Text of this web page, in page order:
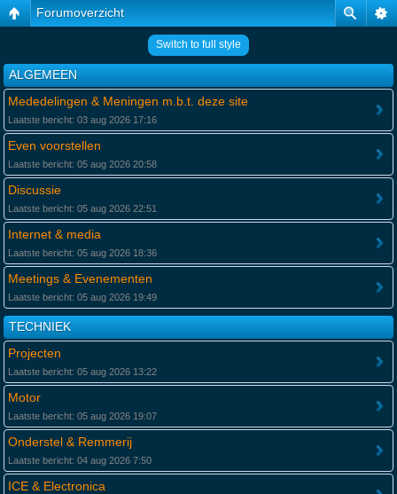
Forumoverzicht
Switch to full style
ALGEMEEN
Mededelingen & Meningen m.b.t. deze site
Laatste bericht: 03 aug 2026 17:16
Even voorstellen
Laatste bericht: 05 aug 2026 20:58
Discussie
Laatste bericht: 05 aug 2026 22:51
Internet & media
Laatste bericht: 05 aug 2026 18:36
Meetings & Evenementen
Laatste bericht: 05 aug 2026 19:49
TECHNIEK
Projecten
Laatste bericht: 05 aug 2026 13:22
Motor
Laatste bericht: 05 aug 2026 19:07
Onderstel & Remmerij
Laatste bericht: 04 aug 2026 7:50
ICE & Electronica